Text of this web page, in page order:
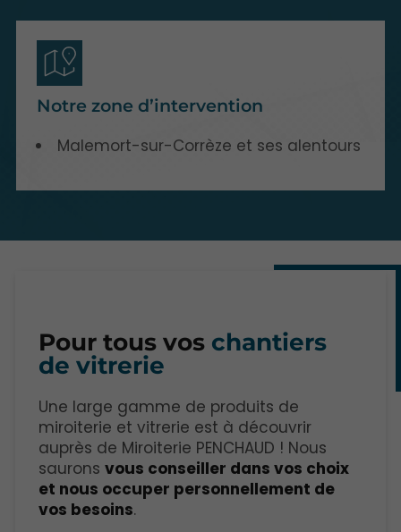
Notre zone d’intervention
Malemort-sur-Corrèze et ses alentours
Pour tous vos chantiers
de vitrerie
Une large gamme de produits de
miroiterie et vitrerie est à découvrir
auprès de Miroiterie PENCHAUD ! Nous
sauronsvous conseiller dans vos choix
et nous occuper personnellement de
vos besoins.